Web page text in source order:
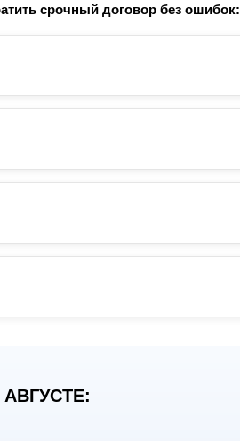
срочный договор без ошибок: